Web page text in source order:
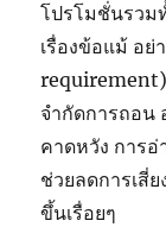
โปรโมชั่นรวม
เรื่องข้อแม้ อย่
จำกัดการถอน
คาดหวัง การ
ช่วยลดการเสี่
ขึ้นเรื่อยๆ